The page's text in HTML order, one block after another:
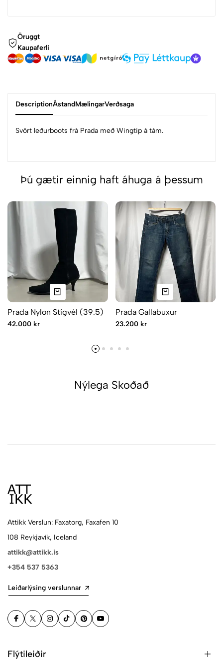
Öruggt
Kaupaferli
DescriptionÁstandMælingarVerðsaga
Svört leðurboots frá Prada með Wingtip á tám.
Þú gætir einnig haft áhuga á þessum
Prada Nylon Stígvél (39.5)
42.000 kr
Prada Gallabuxur
23.200 kr
Nýlega Skoðað
Attikk Verslun: Faxatorg, Faxafen 10
108 Reykjavík, Iceland
attikk@attikk.is
+354 537 5363
Leiðarlýsing verslunnar
Flýtileiðir